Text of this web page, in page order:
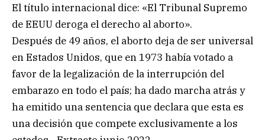
El título internacional dice: «El Tribunal Supremo
de EEUU deroga el derecho al aborto».
Después de 49 años, el aborto deja de ser universal
en Estados Unidos, que en 1973 había votado a
favor de la legalización de la interrupción del
embarazo en todo el país; ha dado marcha atrás y
ha emitido una sentencia que declara que esta es
una decisión que compete exclusivamente a los